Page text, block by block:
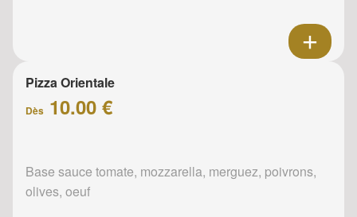
Pizza Orientale
Dès 10.00 €
Base sauce tomate, mozzarella, merguez, poivrons,
olives, oeuf